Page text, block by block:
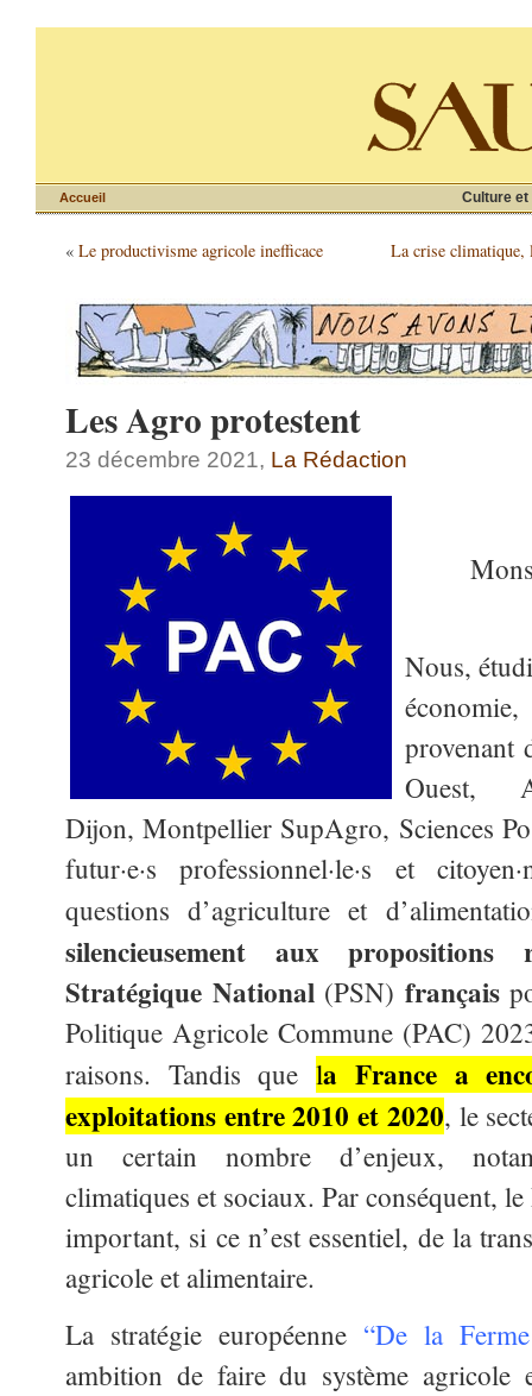
Culture et
Accueil
« Le productivisme agricole inefficace La crise climatique,
Les Agro protestent
23 décembre 2021, La Rédaction
Nous,
provenant
Ouest,
Dijon, Montpellier SupAgro, Sciences
futur·e·s professionnel·le·s et
questions d’agriculture et
silencieusement aux
Stratégique National(PSN) français
Politique Agricole Commune (PAC)
raisons. Tandis quela France a
exploitations entre 2010 et 2020, le
un certain nombre d’enjeux,
climatiques et sociaux. Par conséquent,
important, si ce n’est essentiel, de la
agricole et alimentaire.
La stratégie européenne “De la
ambition de faire du système agricole